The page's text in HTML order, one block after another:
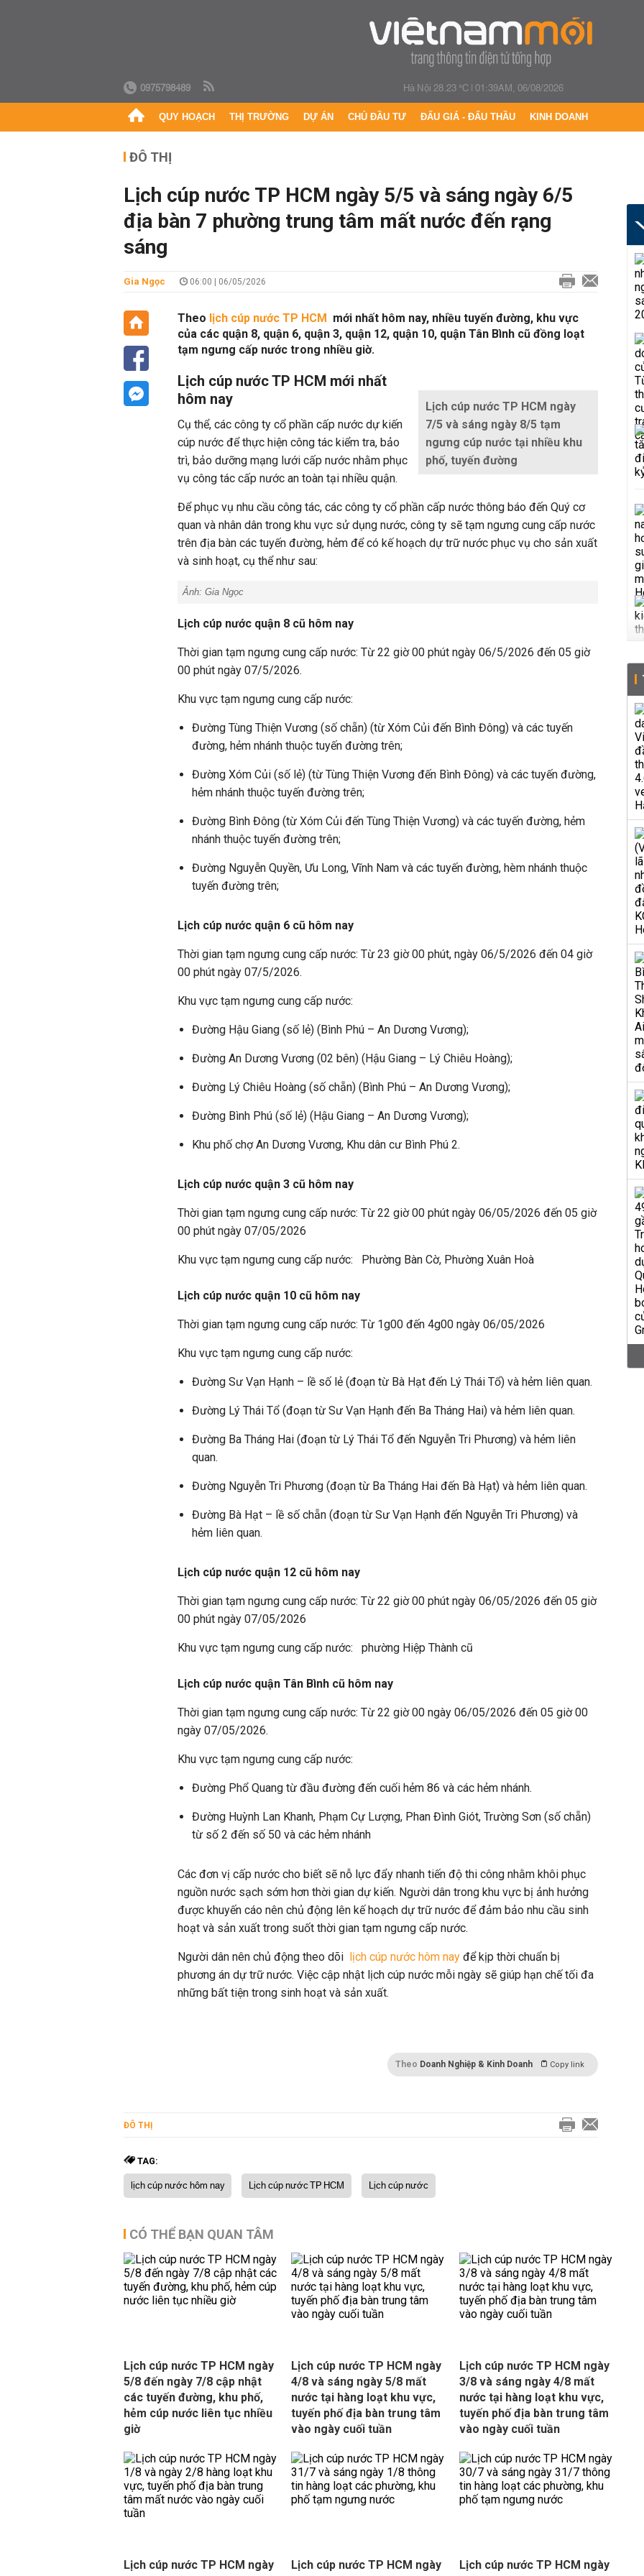
0975798489 Hà Nội 28.23 °C|01:39AM, 06/08/2026
QUY HOẠCH THỊ TRƯỜNG DỰ ÁN CHỦ ĐẦU TƯ ĐẤU GIÁ - ĐẤU THẦU KINH DOANH
ĐÔ THỊ
Lịch cúp nước TP HCM ngày 5/5 và sáng ngày 6/5
địa bàn 7 phường trung tâm mất nước đến rạng
sáng
Gia Ngọc 06:00 | 06/05/2026
Theo lịch cúp nước TP HCM mới nhất hôm nay, nhiều tuyến đường, khu vực
của các quận 8, quận 6, quận 3, quận 12, quận 10, quận Tân Bình cũ đồng loạt
tạm ngưng cấp nước trong nhiều giờ.
Lịch cúp nước TP HCM ngày
7/5 và sáng ngày 8/5 tạm
ngưng cúp nước tại nhiều khu
phố, tuyến đường
Lịch cúp nước TP HCM mới nhất
hôm nay
Cụ thể, các công ty cổ phần cấp nước dự kiến
cúp nước để thực hiện công tác kiểm tra, bảo
trì, bảo dưỡng mạng lưới cấp nước nhằm phục
vụ công tác cấp nước an toàn tại nhiều quận.
Để phục vụ nhu cầu công tác, các công ty cổ phần cấp nước thông báo đến Quý cơ
quan và nhân dân trong khu vực sử dụng nước, công ty sẽ tạm ngưng cung cấp nước
trên địa bàn các tuyến đường, hẻm để có kế hoạch dự trữ nước phục vụ cho sản xuất
và sinh hoạt, cụ thể như sau:
Ảnh: Gia Ngọc
Lịch cúp nước quận 8 cũ hôm nay
Thời gian tạm ngưng cung cấp nước: Từ 22 giờ 00 phút ngày 06/5/2026 đến 05 giờ
00 phút ngày 07/5/2026.
Khu vực tạm ngưng cung cấp nước:
Đường Tùng Thiện Vương (số chẵn) (từ Xóm Củi đến Bình Đông) và các tuyến
đường, hẻm nhánh thuộc tuyến đường trên;
Đường Xóm Củi (số lẻ) (từ Tùng Thiện Vương đến Bình Đông) và các tuyến đường,
hẻm nhánh thuộc tuyến đường trên;
Đường Bình Đông (từ Xóm Củi đến Tùng Thiện Vương) và các tuyến đường, hẻm
nhánh thuộc tuyến đường trên;
Đường Nguyễn Quyền, Ưu Long, Vĩnh Nam và các tuyến đường, hèm nhánh thuộc
tuyến đường trên;
Lịch cúp nước quận 6 cũ hôm nay
Thời gian tạm ngưng cung cấp nước: Từ 23 giờ 00 phút, ngày 06/5/2026 đến 04 giờ
00 phút ngày 07/5/2026.
Khu vực tạm ngưng cung cấp nước:
Đường Hậu Giang (số lẻ) (Bình Phú – An Dương Vương);
Đường An Dương Vương (02 bên) (Hậu Giang – Lý Chiêu Hoàng);
Đường Lý Chiêu Hoàng (số chẵn) (Bình Phú – An Dương Vương);
Đường Bình Phú (số lẻ) (Hậu Giang – An Dương Vương);
Khu phố chợ An Dương Vương, Khu dân cư Bình Phú 2.
Lịch cúp nước quận 3 cũ hôm nay
Thời gian tạm ngưng cung cấp nước: Từ 22 giờ 00 phút ngày 06/05/2026 đến 05 giờ
00 phút ngày 07/05/2026
Khu vực tạm ngưng cung cấp nước: Phường Bàn Cờ, Phường Xuân Hoà
Lịch cúp nước quận 10 cũ hôm nay
Thời gian tạm ngưng cung cấp nước: Từ 1g00 đến 4g00 ngày 06/05/2026
Khu vực tạm ngưng cung cấp nước:
Đường Sư Vạn Hạnh – lề số lẻ (đoạn từ Bà Hạt đến Lý Thái Tổ) và hẻm liên quan.
Đường Lý Thái Tổ (đoạn từ Sư Vạn Hạnh đến Ba Tháng Hai) và hẻm liên quan.
Đường Ba Tháng Hai (đoạn từ Lý Thái Tổ đến Nguyễn Tri Phương) và hẻm liên
quan.
Đường Nguyễn Tri Phương (đoạn từ Ba Tháng Hai đến Bà Hạt) và hẻm liên quan.
Đường Bà Hạt – lề số chẵn (đoạn từ Sư Vạn Hạnh đến Nguyễn Tri Phương) và
hẻm liên quan.
Lịch cúp nước quận 12 cũ hôm nay
Thời gian tạm ngưng cung cấp nước: Từ 22 giờ 00 phút ngày 06/05/2026 đến 05 giờ
00 phút ngày 07/05/2026
Khu vực tạm ngưng cung cấp nước: phường Hiệp Thành cũ
Lịch cúp nước quận Tân Bình cũ hôm nay
Thời gian tạm ngưng cung cấp nước: Từ 22 giờ 00 ngày 06/05/2026 đến 05 giờ 00
ngày 07/05/2026.
Khu vực tạm ngưng cung cấp nước:
Đường Phổ Quang từ đầu đường đến cuối hẻm 86 và các hẻm nhánh.
Đường Huỳnh Lan Khanh, Phạm Cự Lượng, Phan Đình Giót, Trường Sơn (số chẵn)
từ số 2 đến số 50 và các hẻm nhánh
Các đơn vị cấp nước cho biết sẽ nỗ lực đẩy nhanh tiến độ thi công nhằm khôi phục
nguồn nước sạch sớm hơn thời gian dự kiến. Người dân trong khu vực bị ảnh hưởng
được khuyến cáo nên chủ động lên kế hoạch dự trữ nước để đảm bảo nhu cầu sinh
hoạt và sản xuất trong suốt thời gian tạm ngưng cấp nước.
Người dân nên chủ động theo dõi lịch cúp nước hôm nay để kịp thời chuẩn bị
phương án dự trữ nước. Việc cập nhật lịch cúp nước mỗi ngày sẽ giúp hạn chế tối đa
những bất tiện trong sinh hoạt và sản xuất.
Theo Doanh Nghiệp & Kinh Doanh Copy link
ĐÔ THỊ
TAG:
lịch cúp nước hôm nay Lịch cúp nước TP HCM Lịch cúp nước
CÓ THỂ BẠN QUAN TÂM
Lịch cúp nước TP HCM ngày
5/8 đến ngày 7/8 cập nhật
các tuyến đường, khu phố,
hẻm cúp nước liên tục nhiều
giờ
Lịch cúp nước TP HCM ngày
4/8 và sáng ngày 5/8 mất
nước tại hàng loạt khu vực,
tuyến phố địa bàn trung tâm
vào ngày cuối tuần
Lịch cúp nước TP HCM ngày
3/8 và sáng ngày 4/8 mất
nước tại hàng loạt khu vực,
tuyến phố địa bàn trung tâm
vào ngày cuối tuần
Lịch cúp nước TP HCM ngày
Lịch cúp nước TP HCM ngày
Lịch cúp nước TP HCM ngày